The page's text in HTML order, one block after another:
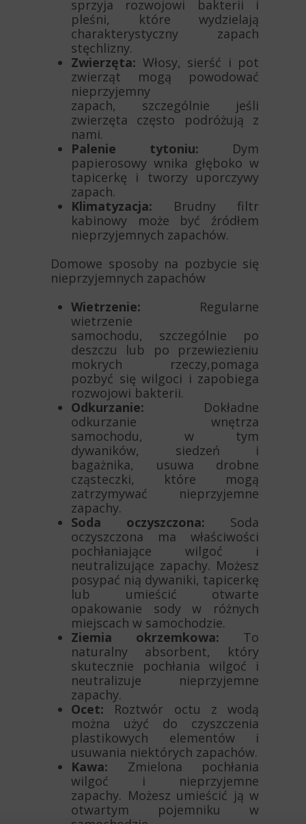
sprzyja rozwojowi bakterii i
pleśni, które wydzielają
charakterystyczny zapach
stęchlizny.
Zwierzęta: Włosy, sierść i pot
zwierząt mogą powodować
nieprzyjemny
zapach, szczególnie jeśli
zwierzęta często podróżują z
nami.
Palenie tytoniu: Dym
papierosowy wnika głęboko w
tapicerkę i tworzy uporczywy
zapach.
Klimatyzacja: Brudny filtr
kabinowy może być źródłem
nieprzyjemnych zapachów.
Domowe sposoby na pozbycie się
nieprzyjemnych zapachów
Wietrzenie: Regularne
wietrzenie
samochodu, szczególnie po
deszczu lub po przewiezieniu
mokrych rzeczy,pomaga
pozbyć się wilgoci i zapobiega
rozwojowi bakterii.
Odkurzanie: Dokładne
odkurzanie wnętrza
samochodu, w tym
dywaników, siedzeń i
bagażnika, usuwa drobne
cząsteczki, które mogą
zatrzymywać nieprzyjemne
zapachy.
Soda oczyszczona: Soda
oczyszczona ma właściwości
pochłaniające wilgoć i
neutralizujące zapachy. Możesz
posypać nią dywaniki, tapicerkę
lub umieścić otwarte
opakowanie sody w różnych
miejscach w samochodzie.
Ziemia okrzemkowa: To
naturalny absorbent, który
skutecznie pochłania wilgoć i
neutralizuje nieprzyjemne
zapachy.
Ocet: Roztwór octu z wodą
można użyć do czyszczenia
plastikowych elementów i
usuwania niektórych zapachów.
Kawa: Zmielona pochłania
wilgoć i nieprzyjemne
zapachy. Możesz umieścić ją w
otwartym pojemniku w